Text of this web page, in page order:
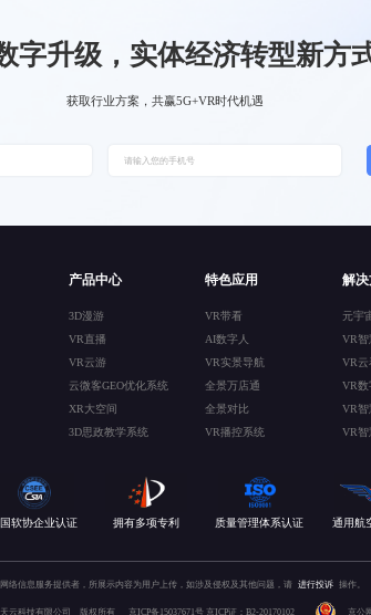
字升级，实体经济转型新方
获取行业方案，共赢5G+VR时代机遇
产品中心
3D漫游
VR直播
VR云游
云微客GEO优化系统
XR大空间
3D思政教学系统
特色应用
VR带看
AI数字人
VR实景导航
全景万店通
全景对比
VR播控系统
解
元宇
VR智
VR云
VR数
VR智
VR智
软协企业认证 拥有多项专利 质量管理体系认证 通用航
络信息服务提供者，所展示内容为用户上传，如涉及侵权及其他问题，请 进行投诉 操作。
天云科技有限公司 版权所有 京ICP备15037671号 京ICP证：B2-20170102 京公